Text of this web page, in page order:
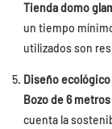
Tienda domo
un tiempo
utilizados son
Diseño
Bozo de 6
cuenta la